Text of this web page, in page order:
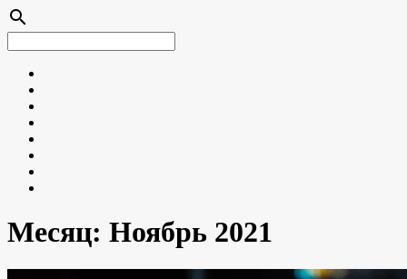
search
Месяц: Ноябрь 2021